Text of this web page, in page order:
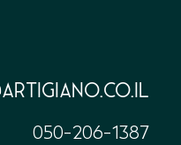
050-206-1387